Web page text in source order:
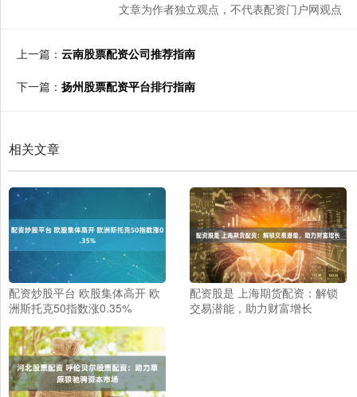
文章为作者独立观点，不代表配资门户网观点
上一篇： 云南股票配资公司推荐指南
下一篇： 扬州股票配资平台排行指南
相关文章
配资炒股平台 欧股集体高开 欧
洲斯托克50指数涨0.35%
配资股是 上海期货配资：解锁
交易潜能，助力财富增长